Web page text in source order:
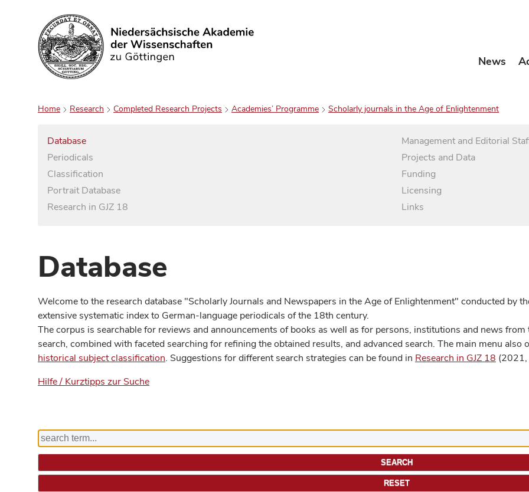
Search News
Home Research Completed Research Projects Academies’ Programme Scholarly journals in the Age of Enlightenment
Database
Periodicals
Classification
Portrait Database
Research in GJZ 18
Management and Editorial
Projects and Data
Funding
Licensing
Links
Database
Welcome to the research database "Scholarly Journals and Newspapers in the Age of Enlightenment" conducted by
extensive systematic index to German-language periodicals of the 18th century.
The corpus is searchable for reviews and announcements of books as well as for persons, institutions and news
search, combined with faceted searching for refining the obtained results, and advanced search. The main menu also
historical subject classification. Suggestions for different search strategies can be found in Research in GJZ 18 (2021,
Hilfe / Kurztipps zur Suche